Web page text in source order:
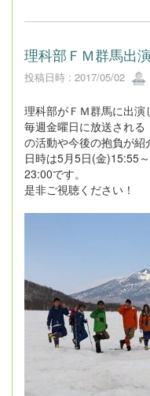
理科部ＦＭ群馬出演
投稿日時 : 2017/05/02
理科部がＦＭ群馬に出演
毎週金曜日に放送され
の活動や今後の抱負が紹
日時は5月5日(金)15:55
23:00です。
是非ご視聴ください！